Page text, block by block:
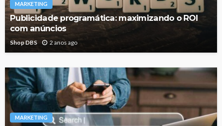
MARKETING
Publicidade programática: maximizando o ROI
com anúncios
Shop DBS 2 anos ago
MARKETING